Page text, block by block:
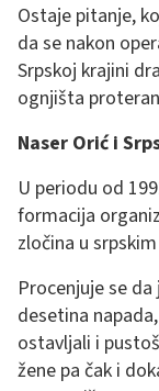
Ostaje pitanje,
da se nakon
Srpskoj krajini
ognjišta
Naser Orić i
U periodu od
formacija
zločina u
Procenjuje se
desetina
ostavljali i
žene pa čak i